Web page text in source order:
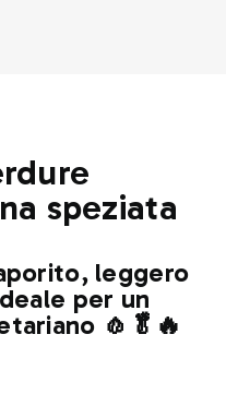
speziata
leggero
per un
🧄🥬🔥